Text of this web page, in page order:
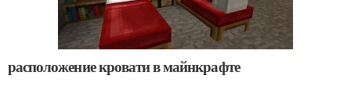
расположение кровати в майнкрафте